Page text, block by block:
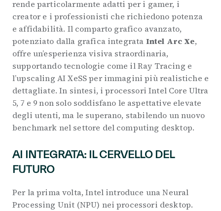
rende particolarmente adatti per i gamer, i
creator e i professionisti che richiedono potenza
e affidabilità. Il comparto grafico avanzato,
potenziato dalla grafica integrata Intel Arc Xe,
offre un’esperienza visiva straordinaria,
supportando tecnologie come il Ray Tracing e
l’upscaling AI XeSS per immagini più realistiche e
dettagliate. In sintesi, i processori Intel Core Ultra
5, 7 e 9 non solo soddisfano le aspettative elevate
degli utenti, ma le superano, stabilendo un nuovo
benchmark nel settore del computing desktop.
AI INTEGRATA: IL CERVELLO DEL
FUTURO
Per la prima volta, Intel introduce una Neural
Processing Unit (NPU) nei processori desktop.